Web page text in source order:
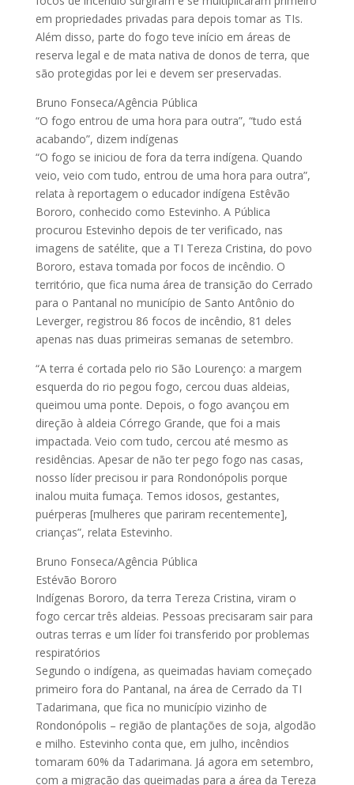
em propriedades privadas para depois tomar as TIs.
Além disso, parte do fogo teve início em áreas de
reserva legal e de mata nativa de donos de terra, que
são protegidas por lei e devem ser preservadas.
Bruno Fonseca/Agência Pública
“O fogo entrou de uma hora para outra”, “tudo está
acabando”, dizem indígenas
“O fogo se iniciou de fora da terra indígena. Quando
veio, veio com tudo, entrou de uma hora para outra”,
relata à reportagem o educador indígena Estêvão
Bororo, conhecido como Estevinho. A Pública
procurou Estevinho depois de ter verificado, nas
imagens de satélite, que a TI Tereza Cristina, do povo
Bororo, estava tomada por focos de incêndio. O
território, que fica numa área de transição do Cerrado
para o Pantanal no município de Santo Antônio do
Leverger, registrou 86 focos de incêndio, 81 deles
apenas nas duas primeiras semanas de setembro.
“A terra é cortada pelo rio São Lourenço: a margem
esquerda do rio pegou fogo, cercou duas aldeias,
queimou uma ponte. Depois, o fogo avançou em
direção à aldeia Córrego Grande, que foi a mais
impactada. Veio com tudo, cercou até mesmo as
residências. Apesar de não ter pego fogo nas casas,
nosso líder precisou ir para Rondonópolis porque
inalou muita fumaça. Temos idosos, gestantes,
puérperas [mulheres que pariram recentemente],
crianças”, relata Estevinho.
Bruno Fonseca/Agência Pública
Estévão Bororo
Indígenas Bororo, da terra Tereza Cristina, viram o
fogo cercar três aldeias. Pessoas precisaram sair para
outras terras e um líder foi transferido por problemas
respiratórios
Segundo o indígena, as queimadas haviam começado
primeiro fora do Pantanal, na área de Cerrado da TI
Tadarimana, que fica no município vizinho de
Rondonópolis – região de plantações de soja, algodão
e milho. Estevinho conta que, em julho, incêndios
tomaram 60% da Tadarimana. Já agora em setembro,
com a migração das queimadas para a área da Tereza